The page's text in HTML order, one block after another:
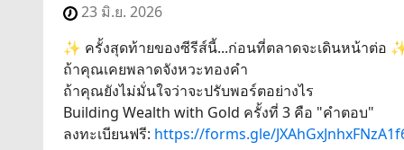
23 มิ.ย. 2026
✨ ครั้งสุดท้ายของซีรีส์นี้...ก่อนที่ตลาดจะเดินหน้าต่อ
ถ้าคุณเคยพลาดจังหวะทองคำ
ถ้าคุณยังไม่มั่นใจว่าจะปรับพอร์ตอย่างไร
Building Wealth with Gold ครั้งที่ 3 คือ "คำตอบ"
ลงทะเบียนฟรี: https://forms.gle/